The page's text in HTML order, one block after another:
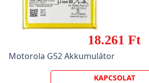
18.261 Ft
Motorola G52 Akkumulátor
KAPCSOLAT